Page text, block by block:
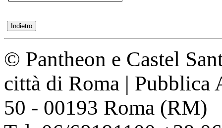
© Pantheon e Castel
città di Roma | Pubblica
50 - 00193 Roma (RM)